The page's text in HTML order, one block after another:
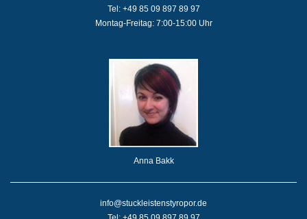
Tel: +49 85 09 897 89 97
Montag-Freitag: 7:00-15:00 Uhr
Anna Bakk
info@stuckleistenstyropor.de